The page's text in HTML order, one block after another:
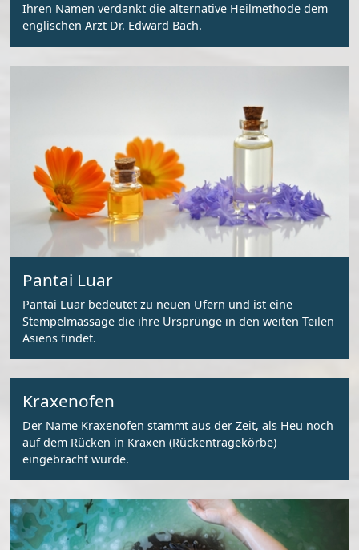
Ihren Namen verdankt die alternative Heilmethode dem
englischen Arzt Dr. Edward Bach.
Pantai Luar
Pantai Luar bedeutet zu neuen Ufern und ist eine
Stempelmassage die ihre Ursprünge in den weiten Teilen
Asiens findet.
Kraxenofen
Der Name Kraxenofen stammt aus der Zeit, als Heu noch
auf dem Rücken in Kraxen (Rückentragekörbe)
eingebracht wurde.